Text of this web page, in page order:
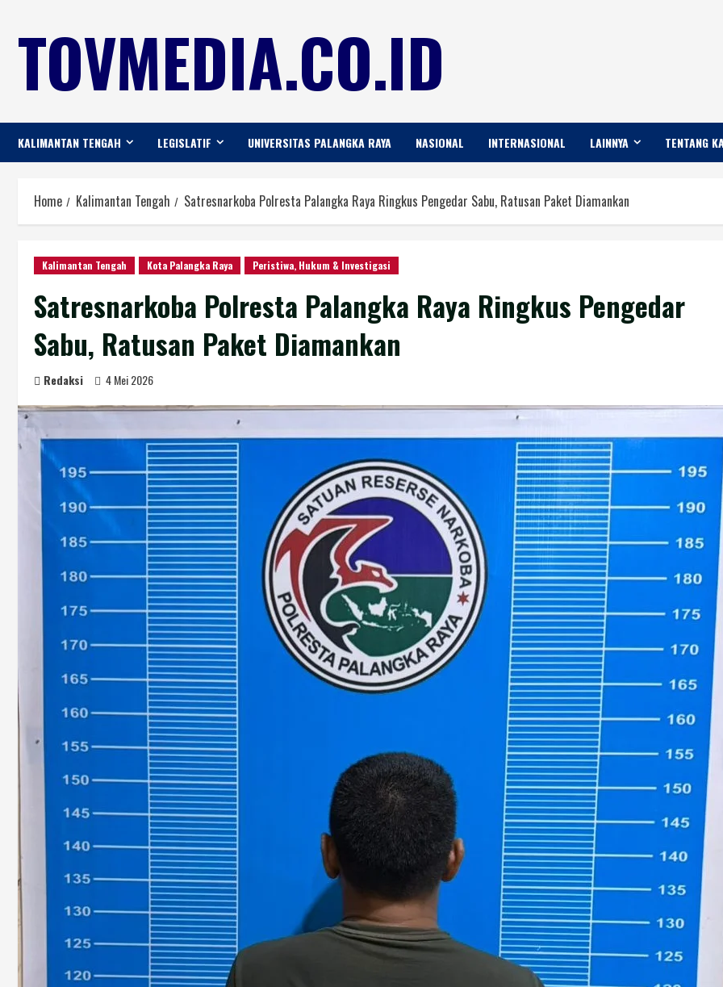
TOVMEDIA.CO.ID
KALIMANTAN TENGAH LEGISLATIF UNIVERSITAS PALANGKA RAYA NASIONAL INTERNASIONAL LAINNYA TENTANG
Home Kalimantan Tengah Satresnarkoba Polresta Palangka Raya Ringkus Pengedar Sabu, Ratusan Paket Diamankan
Kalimantan Tengah Kota Palangka Raya Peristiwa, Hukum & Investigasi
Satresnarkoba Polresta Palangka Raya Ringkus Pengedar
Sabu, Ratusan Paket Diamankan
Redaksi 4 Mei 2026